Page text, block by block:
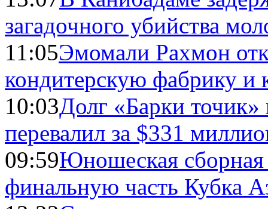
загадочного убийства
11:05Эмомали Рахмон
кондитерскую фабрику и
10:03Долг «Барки
перевалил за $331
09:59Юношеская
финальную часть Кубка